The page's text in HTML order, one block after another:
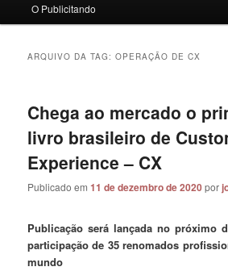
O Publicitando
ARQUIVO DA TAG:OPERAÇÃO DE CX
Chega ao mercado o
livro brasileiro de
Experience – CX
Publicado em11 de dezembro de 2020por
Publicação será lançada no próximo
participação de 35 renomados
mundo